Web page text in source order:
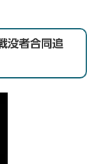
没者合同追